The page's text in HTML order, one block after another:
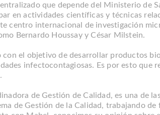
que depende del Ministerio de
en actividades científicas y técnicas
centro internacional de investigación
Bernardo Houssay y César Milstein.
el objetivo de desarrollar productos
infectocontagiosas. Es por esto que
de Gestión de Calidad, es una de
de Gestión de la Calidad, trabajando